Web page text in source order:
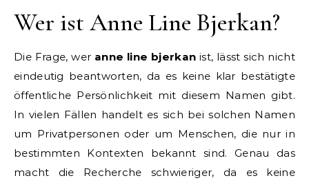
Wer ist Anne Line Bjerkan?
Die Frage, wer anne line bjerkan ist, lässt sich nicht
eindeutig beantworten, da es keine klar bestätigte
öffentliche Persönlichkeit mit diesem Namen gibt.
In vielen Fällen handelt es sich bei solchen Namen
um Privatpersonen oder um Menschen, die nur in
bestimmten Kontexten bekannt sind. Genau das
macht die Recherche schwieriger, da es keine